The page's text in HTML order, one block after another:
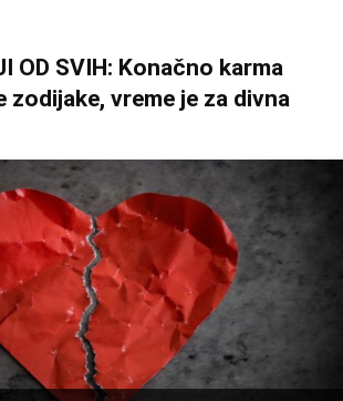
OD SVIH: Konačno karma
zodijake, vreme je za divna